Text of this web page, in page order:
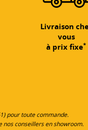
Livraison
vous
à prix fixe*
pour toute commande.
nos conseillers en showroom.